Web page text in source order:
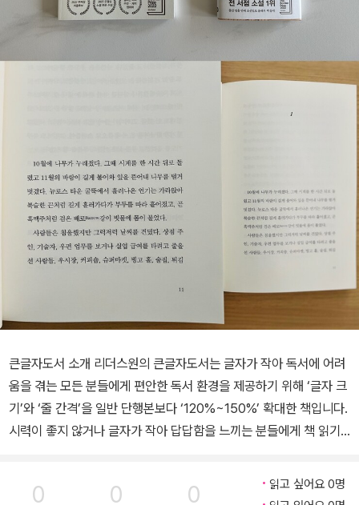
큰글자도서 소개 리더스원의 큰글자도서는 글자가 작아 독서에 어려
움을 겪는 모든 분들에게 편안한 독서 환경을 제공하기 위해 ‘글자 크
기’와 ‘줄 간격’을 일반 단행본보다 ‘120%~150%’ 확대한 책입니다.
시력이 좋지 않거나 글자가 작아 답답함을 느끼는 분들에게 책 읽기
것’이라는 편견을 버리면 만날 수 있는 자유롭고 아름다운 그림책 세
상으로 초대합니다. 여러분은 ‘그림책’이라고 하면 어떤 생각이 드시
0 0 0
읽고 싶어요 0명